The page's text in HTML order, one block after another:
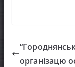
організацю